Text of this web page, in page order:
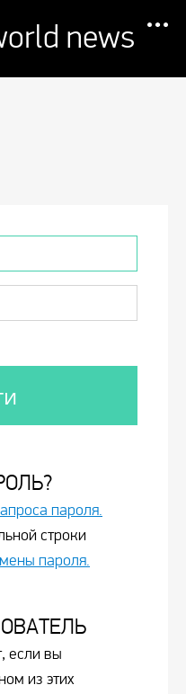
news
пароля.
строки
пароля.
если вы
из этих